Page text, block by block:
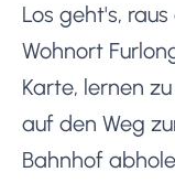
Los geht's,
Wohnort
Karte, lernen
auf den Weg
Bahnhof